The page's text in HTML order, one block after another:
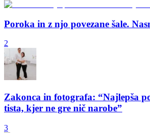
Poroka in z njo povezane šale.
2
Zakonca in fotografa: “Najlepša
tista, kjer ne gre nič narobe”
3